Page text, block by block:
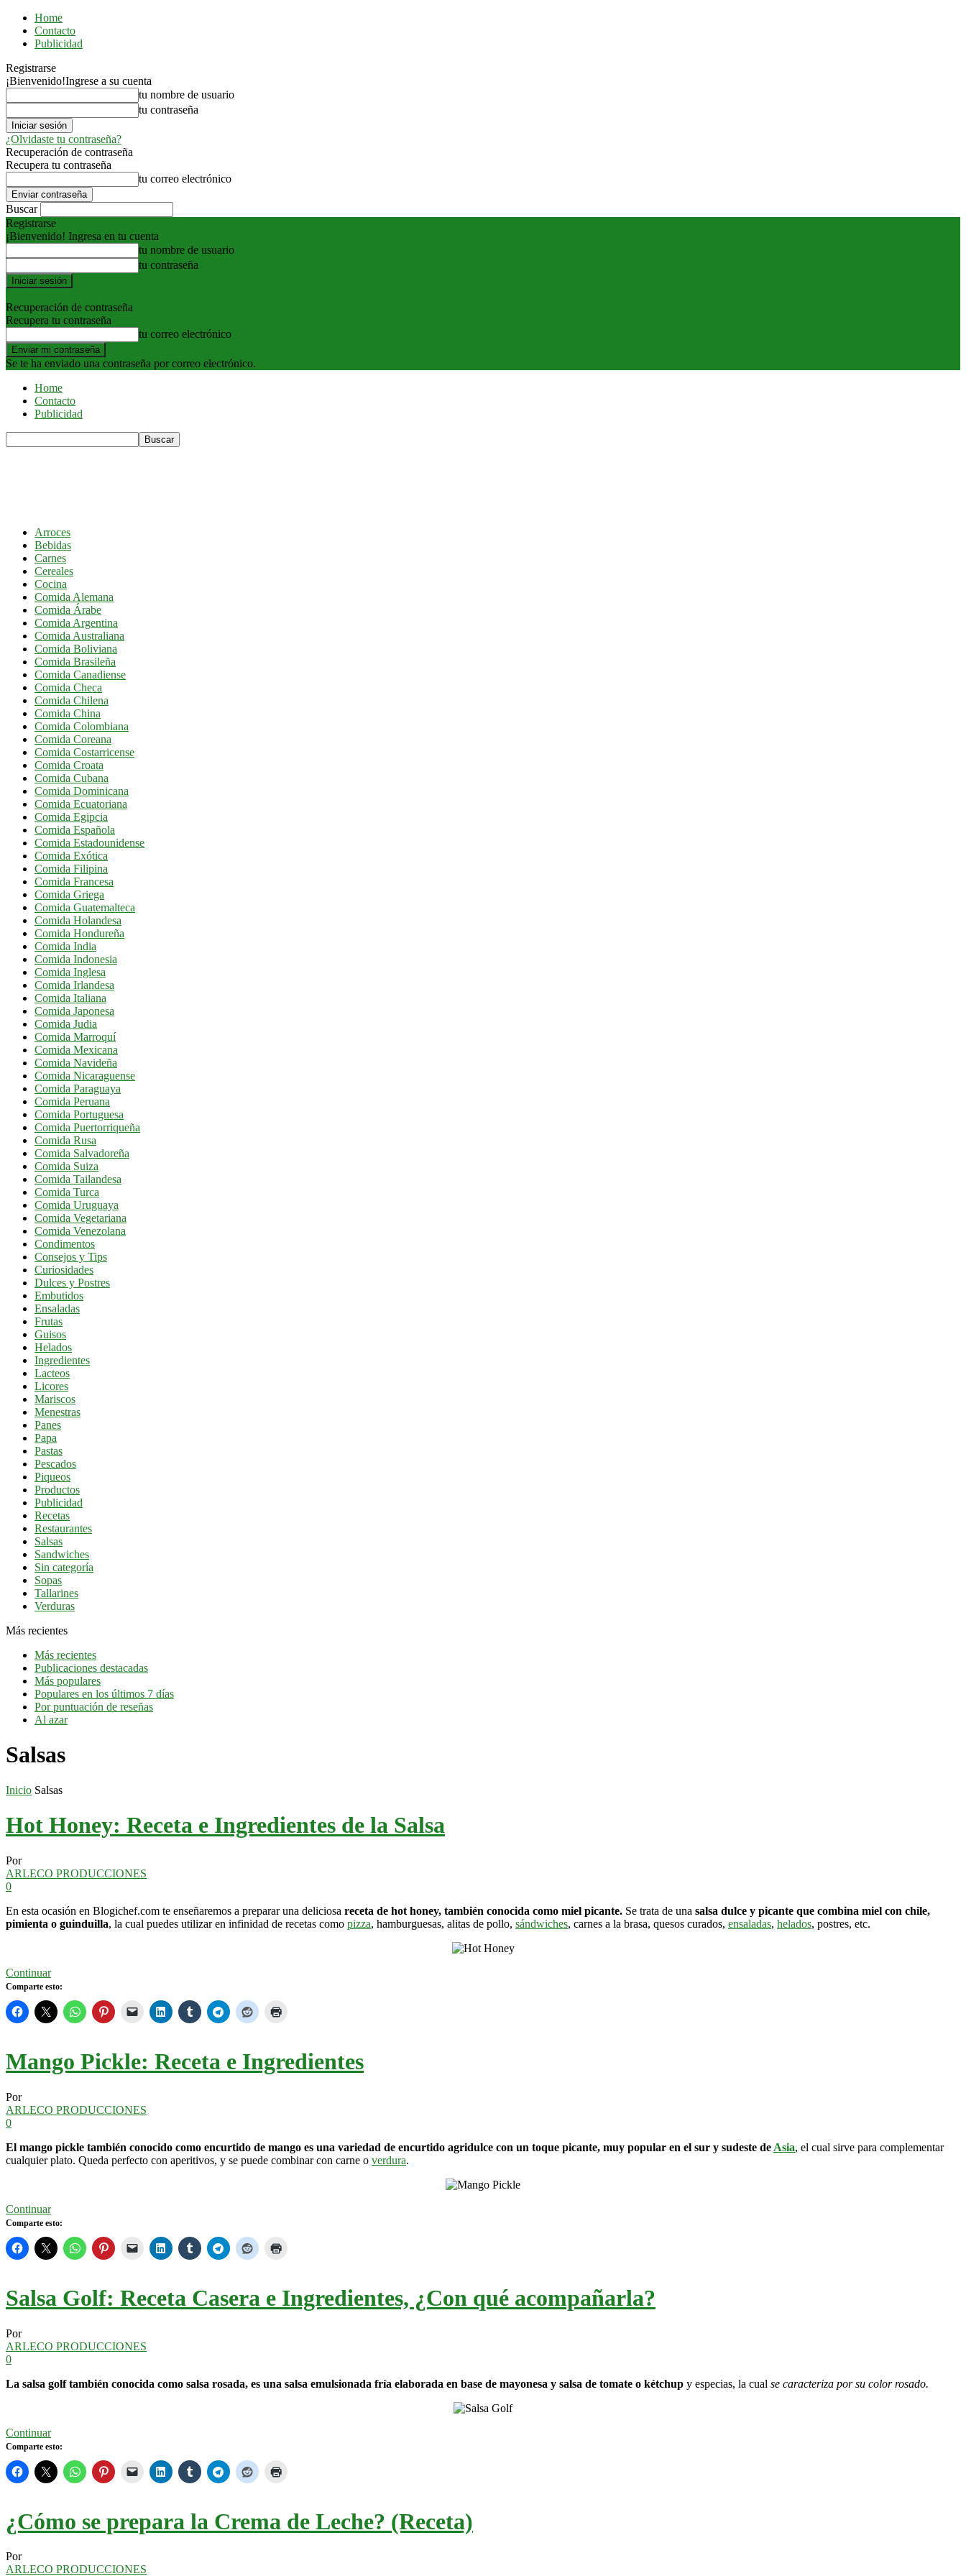
Home
Contacto
Publicidad
Registrarse
¡Bienvenido!Ingrese a su cuenta
tu nombre de usuario
tu contraseña
¿Olvidaste tu contraseña?
Recuperación de contraseña
Recupera tu contraseña
tu correo electrónico
Buscar
Registrarse
¡Bienvenido! Ingresa en tu cuenta
tu nombre de usuario
tu contraseña
Recuperación de contraseña
Recupera tu contraseña
tu correo electrónico
Se te ha enviado una contraseña por correo electrónico.
Home
Contacto
Publicidad
Arroces
Bebidas
Carnes
Cereales
Cocina
Comida Alemana
Comida Árabe
Comida Argentina
Comida Australiana
Comida Boliviana
Comida Brasileña
Comida Canadiense
Comida Checa
Comida Chilena
Comida China
Comida Colombiana
Comida Coreana
Comida Costarricense
Comida Croata
Comida Cubana
Comida Dominicana
Comida Ecuatoriana
Comida Egipcia
Comida Española
Comida Estadounidense
Comida Exótica
Comida Filipina
Comida Francesa
Comida Griega
Comida Guatemalteca
Comida Holandesa
Comida Hondureña
Comida India
Comida Indonesia
Comida Inglesa
Comida Irlandesa
Comida Italiana
Comida Japonesa
Comida Judia
Comida Marroquí
Comida Mexicana
Comida Navideña
Comida Nicaraguense
Comida Paraguaya
Comida Peruana
Comida Portuguesa
Comida Puertorriqueña
Comida Rusa
Comida Salvadoreña
Comida Suiza
Comida Tailandesa
Comida Turca
Comida Uruguaya
Comida Vegetariana
Comida Venezolana
Condimentos
Consejos y Tips
Curiosidades
Dulces y Postres
Embutidos
Ensaladas
Frutas
Guisos
Helados
Ingredientes
Lacteos
Licores
Mariscos
Menestras
Panes
Papa
Pastas
Pescados
Piqueos
Productos
Publicidad
Recetas
Restaurantes
Salsas
Sandwiches
Sin categoría
Sopas
Tallarines
Verduras
Más recientes
Más recientes
Publicaciones destacadas
Más populares
Populares en los últimos 7 días
Por puntuación de reseñas
Al azar
Salsas
Inicio Salsas
Hot Honey: Receta e Ingredientes de la Salsa
Por
ARLECO PRODUCCIONES
0
En esta ocasión en Blogichef.com te enseñaremos a preparar una deliciosa receta de hot honey, también conocida como miel picante. Se trata de una salsa dulce y picante que combina miel con chile,
pimienta o guinduilla, la cual puedes utilizar en infinidad de recetas como pizza, hamburguesas, alitas de pollo, sándwiches, carnes a la brasa, quesos curados, ensaladas, helados, postres, etc.
Continuar
Comparte esto:
Mango Pickle: Receta e Ingredientes
Por
ARLECO PRODUCCIONES
0
El mango pickle también conocido como encurtido de mango es una variedad de encurtido agridulce con un toque picante, muy popular en el sur y sudeste de Asia, el cual sirve para complementar
cualquier plato. Queda perfecto con aperitivos, y se puede combinar con carne o verdura.
Continuar
Comparte esto:
Salsa Golf: Receta Casera e Ingredientes, ¿Con qué acompañarla?
Por
ARLECO PRODUCCIONES
0
La salsa golf también conocida como salsa rosada, es una salsa emulsionada fría elaborada en base de mayonesa y salsa de tomate o kétchup y especias, la cual se caracteriza por su color rosado.
Continuar
Comparte esto:
¿Cómo se prepara la Crema de Leche? (Receta)
Por
ARLECO PRODUCCIONES